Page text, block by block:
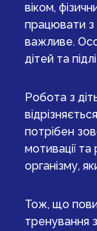
віком,
працювати з
важливе.
дітей та
Робота з
потрібен
мотивації та
організму,
Тож, що
тренування